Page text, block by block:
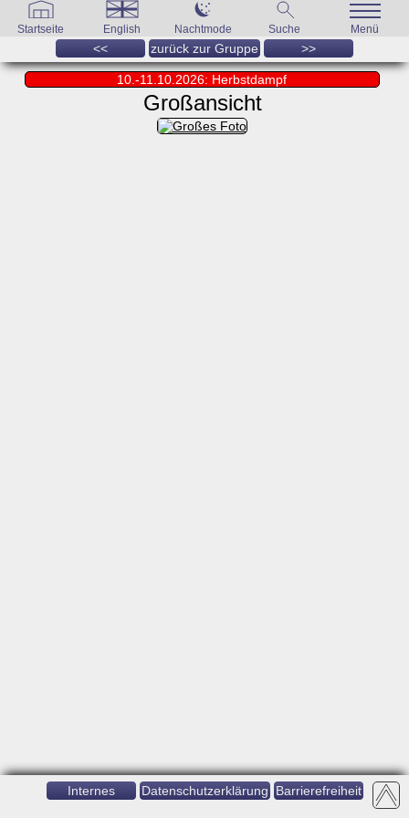
Startseite English Nachtmode Suche Menü
<< zurück zur Gruppe >>
10.-11.10.2026: Herbstdampf
Großansicht
Internes Datenschutzerklärung Barrierefreiheit